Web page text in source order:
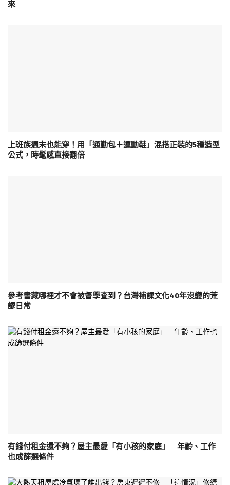
來
上班族週末也能穿！用「通勤包＋運動鞋」混搭正裝的5種造型
公式，時髦感直接翻倍
參考書藏哪裡才不會被督學查到？台灣補課文化40年沒變的荒
謬日常
有錢付租金還不夠？屋主最愛「有小孩的家庭」 年齡、工作
也成篩選條件